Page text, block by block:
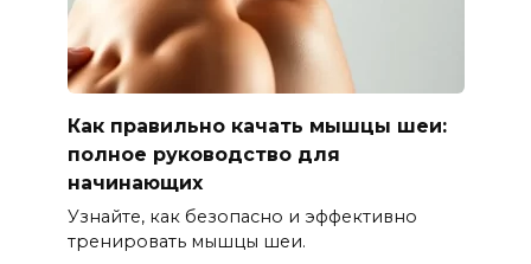
Как правильно качать мышцы шеи:
полное руководство для
начинающих
Узнайте, как безопасно и эффективно
тренировать мышцы шеи.